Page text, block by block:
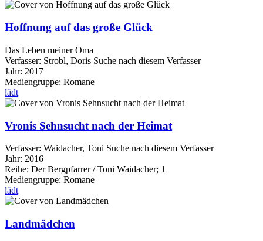
Hoffnung auf das große Glück
Das Leben meiner Oma
Verfasser: Strobl, Doris Suche nach diesem Verfasser
Jahr: 2017
Mediengruppe: Romane
lädt
Vronis Sehnsucht nach der Heimat
Verfasser: Waidacher, Toni Suche nach diesem Verfasser
Jahr: 2016
Reihe: Der Bergpfarrer / Toni Waidacher; 1
Mediengruppe: Romane
lädt
Landmädchen